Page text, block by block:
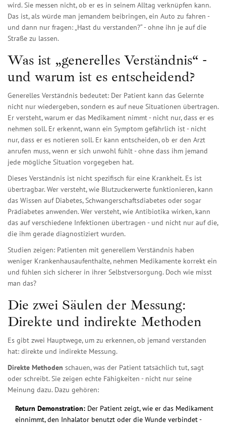
wird. Sie messen nicht, ob er es in seinem Alltag verknüpfen kann.
Das ist, als würde man jemandem beibringen, ein Auto zu fahren -
und dann nur fragen: „Hast du verstanden?“ - ohne ihn je auf die
Straße zu lassen.
Was ist „generelles Verständnis“ -
und warum ist es entscheidend?
Generelles Verständnis bedeutet: Der Patient kann das Gelernte
nicht nur wiedergeben, sondern es auf neue Situationen übertragen.
Er versteht, warum er das Medikament nimmt - nicht nur, dass er es
nehmen soll. Er erkennt, wann ein Symptom gefährlich ist - nicht
nur, dass er es notieren soll. Er kann entscheiden, ob er den Arzt
anrufen muss, wenn er sich unwohl fühlt - ohne dass ihm jemand
jede mögliche Situation vorgegeben hat.
Dieses Verständnis ist nicht spezifisch für eine Krankheit. Es ist
übertragbar. Wer versteht, wie Blutzuckerwerte funktionieren, kann
das Wissen auf Diabetes, Schwangerschaftsdiabetes oder sogar
Prädiabetes anwenden. Wer versteht, wie Antibiotika wirken, kann
das auf verschiedene Infektionen übertragen - und nicht nur auf die,
die ihm gerade diagnostiziert wurden.
Studien zeigen: Patienten mit generellem Verständnis haben
weniger Krankenhausaufenthalte, nehmen Medikamente korrekt ein
und fühlen sich sicherer in ihrer Selbstversorgung. Doch wie misst
man das?
Die zwei Säulen der Messung:
Direkte und indirekte Methoden
Es gibt zwei Hauptwege, um zu erkennen, ob jemand verstanden
hat: direkte und indirekte Messung.
Direkte Methoden schauen, was der Patient tatsächlich tut, sagt
oder schreibt. Sie zeigen echte Fähigkeiten - nicht nur seine
Meinung dazu. Dazu gehören:
Return Demonstration: Der Patient zeigt, wie er das Medikament
einnimmt, den Inhalator benutzt oder die Wunde verbindet -